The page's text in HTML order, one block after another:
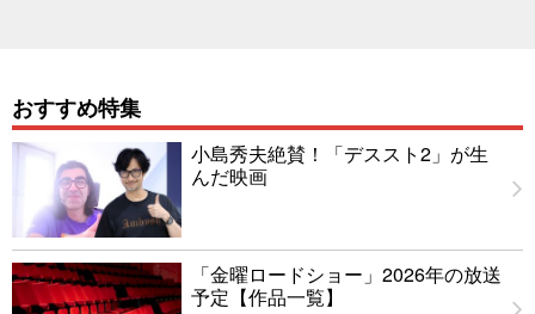
おすすめ特集
小島秀夫絶賛！「デススト2」が生
んだ映画
「金曜ロードショー」2026年の放送
予定【作品一覧】